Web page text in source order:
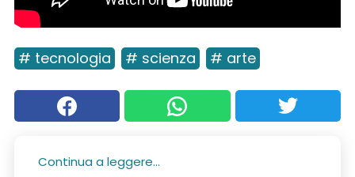
# tecnologia # scienza # arte
Continua a leggere...